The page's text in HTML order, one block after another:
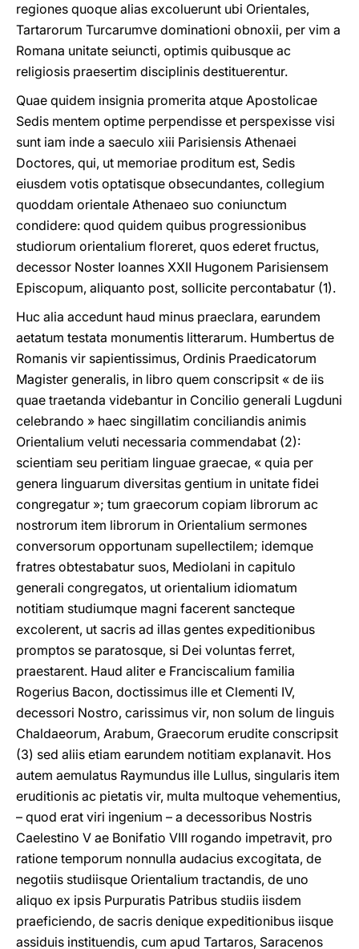
regiones quoque alias excoluerunt ubi Orientales,
Tartarorum Turcarumve dominationi obnoxii, per vim a
Romana unitate seiuncti, optimis quibusque ac
religiosis praesertim disciplinis destituerentur.
Quae quidem insignia promerita atque Apostolicae
Sedis mentem optime perpendisse et perspexisse visi
sunt iam inde a saeculo xiii Parisiensis Athenaei
Doctores, qui, ut memoriae proditum est, Sedis
eiusdem votis optatisque obsecundantes, collegium
quoddam orientale Athenaeo suo coniunctum
condidere: quod quidem quibus progressionibus
studiorum orientalium floreret, quos ederet fructus,
decessor Noster Ioannes XXII Hugonem Parisiensem
Episcopum, aliquanto post, sollicite percontabatur (1).
Huc alia accedunt haud minus praeclara, earundem
aetatum testata monumentis litterarum. Humbertus de
Romanis vir sapientissimus, Ordinis Praedicatorum
Magister generalis, in libro quem conscripsit « de iis
quae traetanda videbantur in Concilio generali Lugduni
celebrando » haec singillatim conciliandis animis
Orientalium veluti necessaria commendabat (2):
scientiam seu peritiam linguae graecae, « quia per
genera linguarum diversitas gentium in unitate fidei
congregatur »; tum graecorum copiam librorum ac
nostrorum item librorum in Orientalium sermones
conversorum opportunam supellectilem; idemque
fratres obtestabatur suos, Mediolani in capitulo
generali congregatos, ut orientalium idiomatum
notitiam studiumque magni facerent sancteque
excolerent, ut sacris ad illas gentes expeditionibus
promptos se paratosque, si Dei voluntas ferret,
praestarent. Haud aliter e Franciscalium familia
Rogerius Bacon, doctissimus ille et Clementi IV,
decessori Nostro, carissimus vir, non solum de linguis
Chaldaeorum, Arabum, Graecorum erudite conscripsit
(3) sed aliis etiam earundem notitiam explanavit. Hos
autem aemulatus Raymundus ille Lullus, singularis item
eruditionis ac pietatis vir, multa multoque vehementius,
– quod erat viri ingenium – a decessoribus Nostris
Caelestino V ae Bonifatio VIII rogando impetravit, pro
ratione temporum nonnulla audacius excogitata, de
negotiis studiisque Orientalium tractandis, de uno
aliquo ex ipsis Purpuratis Patribus studiis iisdem
praeficiendo, de sacris denique expeditionibus iisque
assiduis instituendis, cum apud Tartaros, Saracenos